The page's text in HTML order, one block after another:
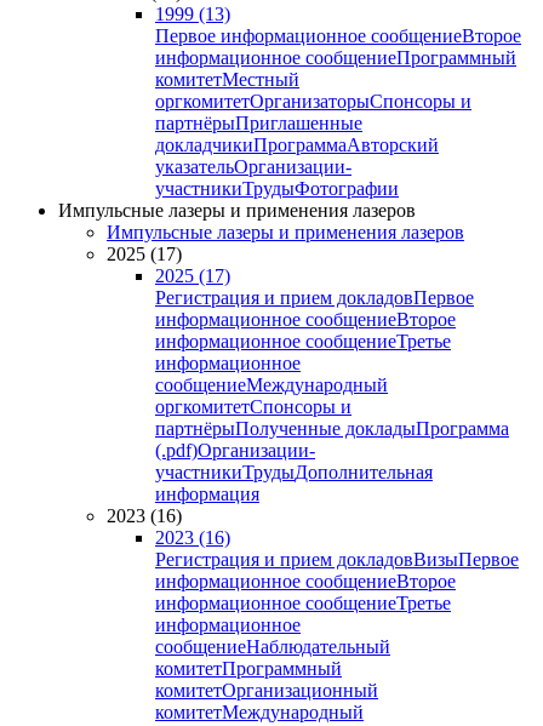
1999 (13)
Первое информационное сообщениеВторое
информационное сообщениеПрограммный
комитетМестный
оргкомитетОрганизаторыСпонсоры и
партнёрыПриглашенные
докладчикиПрограммаАвторский
указательОрганизации-
участникиТрудыФотографии
Импульсные лазеры и применения лазеров
Импульсные лазеры и применения лазеров
2025 (17)
2025 (17)
Регистрация и прием докладовПервое
информационное сообщениеВторое
информационное сообщениеТретье
информационное
сообщениеМеждународный
оргкомитетСпонсоры и
партнёрыПолученные докладыПрограмма
(.pdf)Организации-
участникиТрудыДополнительная
информация
2023 (16)
2023 (16)
Регистрация и прием докладовВизыПервое
информационное сообщениеВторое
информационное сообщениеТретье
информационное
сообщениеНаблюдательный
комитетПрограммный
комитетОрганизационный
комитетМеждународный